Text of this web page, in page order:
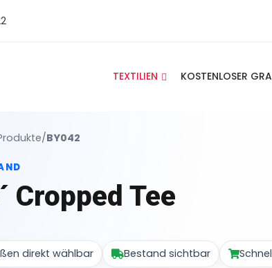
TEXTILIEN KOSTENLOSER
/BY042
Cropped Tee
direkt wählbar Bestand sichtbar